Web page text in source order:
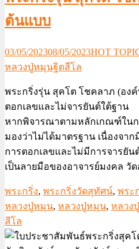
ต้นแบบ
03/05/202308/05/2023HOT
หลวงปู่หมุนฐิตสีโล
พระกริ่งรุ่น สุคโต โชคลาภ (อง
ตอกเลขและไม่จารยันต์ใต้ฐาน
หากพิจารณาตามหลักเกณฑ์ในก
มองว่าไม่ได้มาตรฐาน เนื่องจา
การตอกเลขและไม่มีการจารยัน
เป็นลายมือของอาจารย์มงคล วั
พระกริ่ง, พระกริ่งวัดสุทัศน์, พระ
หลวงปู่หมุน, หลวงปู่หมุน, หลวง
สีโล